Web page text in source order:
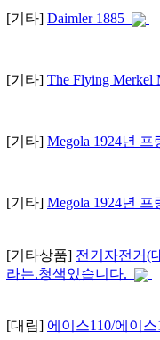
[기타] Daimler 1885
[기타] The Flying Merkel
[기타] Megola 1924년 프
[기타] Megola 1924년 프
[기타상품] 전기자전거(
라는.청색있습니다.
[대림] 에이스110/에이